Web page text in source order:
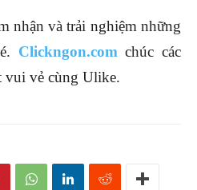
nhận và trải nghiệm những
Clickngon.com chúc các
vui vẻ cùng Ulike.